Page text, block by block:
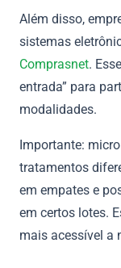
Além disso,
sistemas
Comprasnet.
entrada” para
modalidades.
Importante:
tratamentos
em empates e
em certos lotes.
mais acessível a